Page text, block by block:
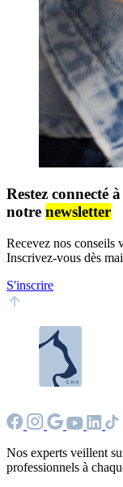
Restez connecté
notre newsletter
Recevez nos conseils
Inscrivez-vous dès
S'inscrire
Nos experts veillent
professionnels à